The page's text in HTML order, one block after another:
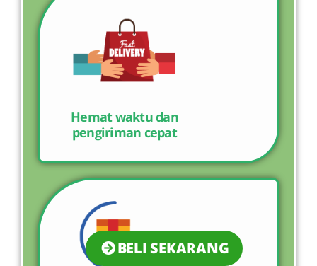
Hemat waktu dan
pengiriman cepat
BELI SEKARANG